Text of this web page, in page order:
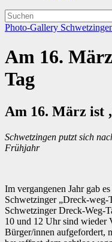
Photo-Gallery
Am 16.
Tag
Am 16. März ist
Schwetzingen putzt sich
Frühjahr
Im vergangenen Jahr gab
Schwetzinger „Dreck-weg-
Schwetzinger Dreck-Weg-
10 und 12 Uhr sind wieder
Bürger/innen aufgefordert,